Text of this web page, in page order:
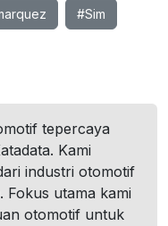
#Sim
tepercaya
Kami
industri otomotif
Fokus utama kami
otomotif untuk